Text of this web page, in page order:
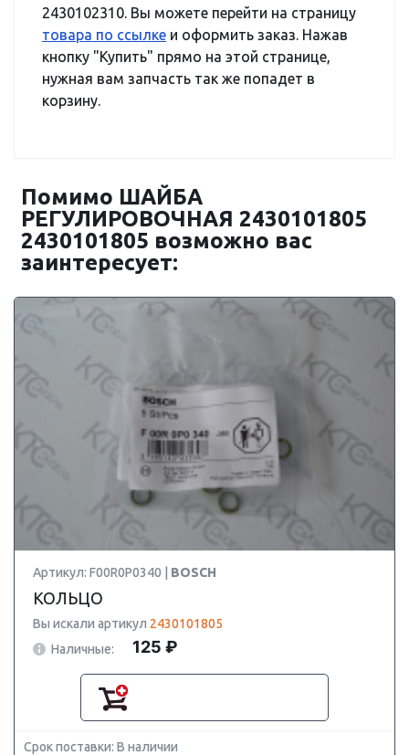
2430102310. Вы можете перейти на страницу
товара по ссылке и оформить заказ. Нажав
кнопку "Купить" прямо на этой странице,
нужная вам запчасть так же попадет в
корзину.
Помимо ШАЙБА
РЕГУЛИРОВОЧНАЯ 2430101805
2430101805 возможно вас
заинтересует:
Артикул: F00R0P0340 | BOSCH
КОЛЬЦО
Вы искали артикул 2430101805
Наличные:
125 ₽
Срок поставки: В наличии